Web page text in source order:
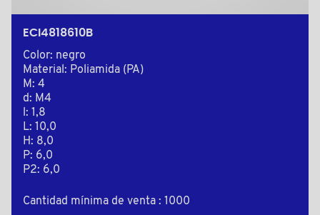
ECI4818610B
Color: negro
Material: Poliamida (PA)
M: 4
d: M4
l: 1,8
L: 10,0
H: 8,0
P: 6,0
P2: 6,0
Cantidad mínima de venta : 1000